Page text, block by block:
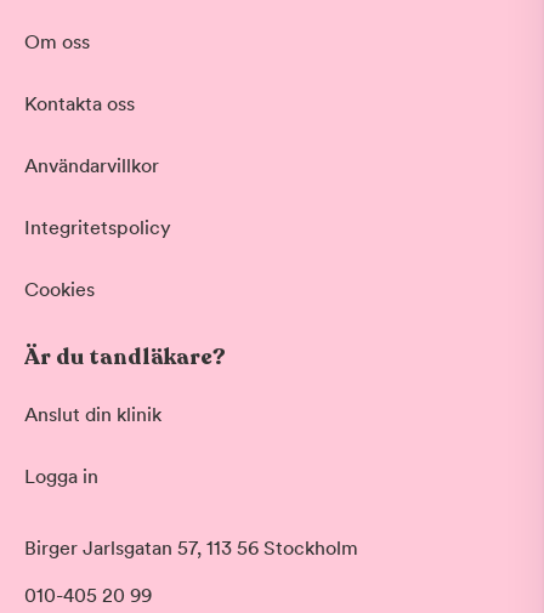
Om oss
Kontakta oss
Användarvillkor
Integritetspolicy
Cookies
Är du tandläkare?
Anslut din klinik
Logga in
Birger Jarlsgatan 57, 113 56 Stockholm
010-405 20 99